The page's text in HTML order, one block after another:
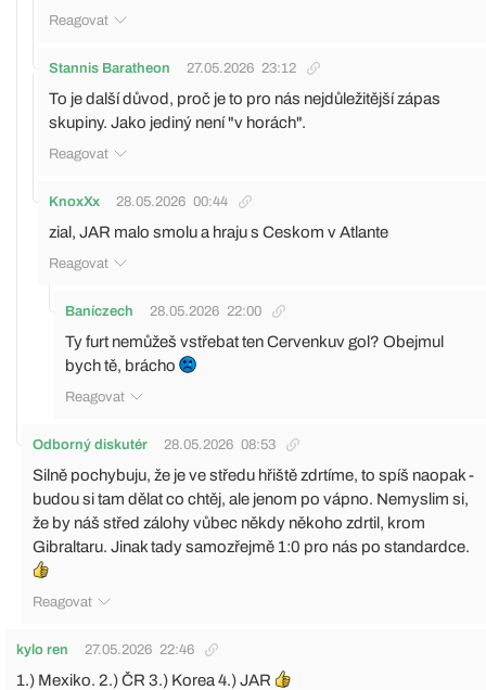
Reagovat
Stannis Baratheon 27.05.2026 23:12
To je další důvod, proč je to pro nás nejdůležitější zápas
skupiny. Jako jediný není "v horách".
Reagovat
KnoxXx 28.05.2026 00:44
zial, JAR malo smolu a hraju s Ceskom v Atlante
Reagovat
Baníczech 28.05.2026 22:00
Ty furt nemůžeš vstřebat ten Cervenkuv gol? Obejmul
bych tě, brácho
Reagovat
Odborný diskutér 28.05.2026 08:53
Silně pochybuju, že je ve středu hřiště zdrtíme, to spíš naopak -
budou si tam dělat co chtěj, ale jenom po vápno. Nemyslim si,
že by náš střed zálohy vůbec někdy někoho zdrtil, krom
Gibraltaru. Jinak tady samozřejmě 1:0 pro nás po standardce.
Reagovat
kylo ren 27.05.2026 22:46
1.) Mexiko. 2.) ČR 3.) Korea 4.) JAR